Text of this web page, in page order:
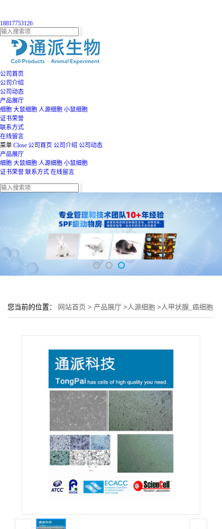
18817753126
公司首页
公司介绍
公司动态
产品展厅
细胞 大鼠细胞 人源细胞 小鼠细胞
证书荣誉
联系方式
在线留言
菜单 Close 公司首页 公司介绍 公司动态
产品展厅
细胞 大鼠细胞 人源细胞 小鼠细胞
证书荣誉 联系方式 在线留言
您当前的位置： 网站首页 > 产品展厅 >人源细胞 >人甲状腺_癌细胞